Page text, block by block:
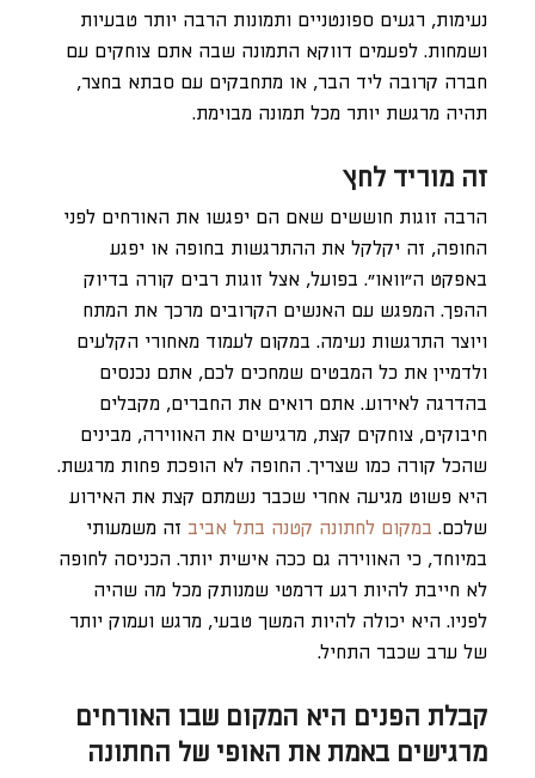
נעימות, רגעים ספונטניים ותמונות הרבה יותר טבעיות
ושמחות. לפעמים דווקא התמונה שבה אתם צוחקים עם
חברה קרובה ליד הבר, או מתחבקים עם סבתא בחצר,
תהיה מרגשת יותר מכל תמונה מבוימת.
זה מוריד לחץ
הרבה זוגות חוששים שאם הם יפגשו את האורחים לפני
החופה, זה יקלקל את ההתרגשות בחופה או יפגע
באפקט ה”וואו”. בפועל, אצל זוגות רבים קורה בדיוק
ההפך. המפגש עם האנשים הקרובים מרכך את המתח
ויוצר התרגשות נעימה. במקום לעמוד מאחורי הקלעים
ולדמיין את כל המבטים שמחכים לכם, אתם נכנסים
בהדרגה לאירוע. אתם רואים את החברים, מקבלים
חיבוקים, צוחקים קצת, מרגישים את האווירה, מבינים
שהכל קורה כמו שצריך. החופה לא הופכת פחות מרגשת.
היא פשוט מגיעה אחרי שכבר נשמתם קצת את האירוע
שלכם. במקום לחתונה קטנה בתל אביב זה משמעותי
במיוחד, כי האווירה גם ככה אישית יותר. הכניסה לחופה
לא חייבת להיות רגע דרמטי שמנותק מכל מה שהיה
לפניו. היא יכולה להיות המשך טבעי, מרגש ועמוק יותר
של ערב שכבר התחיל.
קבלת הפנים היא המקום שבו האורחים
מרגישים באמת את האופי של החתונה